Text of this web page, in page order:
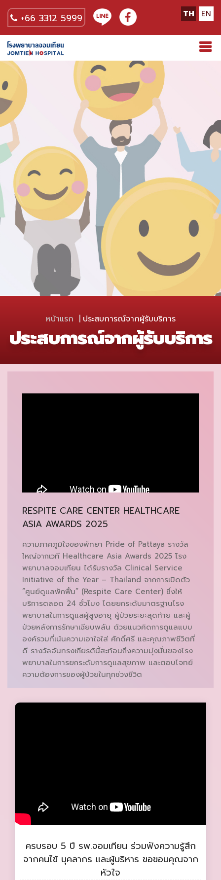
+66 3312 5999 TH EN
หน้าแรก ประสบการณ์จากผู้รับบริการ
ประสบการณ์จากผู้รับบริการ
RESPITE CARE CENTER HEALTHCARE
ASIA AWARDS 2025
ความภาคภูมิใจของพัทยา Pride of Pattaya รางวัล
ใหญ่จากเวที Healthcare Asia Awards 2025 โรง
พยาบาลจอมเทียน ได้รับรางวัล Clinical Service
Initiative of the Year – Thailand จากการเปิดตัว
“ศูนย์ดูแลพักฟื้น” (Respite Care Center) ซึ่งให้
บริการตลอด 24 ชั่วโมง โดยยกระดับมาตรฐานโรง
พยาบาลในการดูแลผู้สูงอายุ ผู้ป่วยระยะสุดท้าย และผู้
ป่วยหลังการรักษาเฉียบพลัน ด้วยแนวคิดการดูแลแบบ
องค์รวมที่เน้นความเอาใจใส่ ศักดิ์ศรี และคุณภาพชีวิตที่
ดี รางวัลอันทรงเกียรตินี้สะท้อนถึงความมุ่งมั่นของโรง
พยาบาลในการยกระดับการดูแลสุขภาพ และตอบโจทย์
ความต้องการของผู้ป่วยในทุกช่วงชีวิต
ครบรอบ 5 ปี รพ.จอมเทียน ร่วมฟังความรู้สึก
จากคนไข้ บุคลากร และผู้บริหาร ขอขอบคุณจาก
หัวใจ